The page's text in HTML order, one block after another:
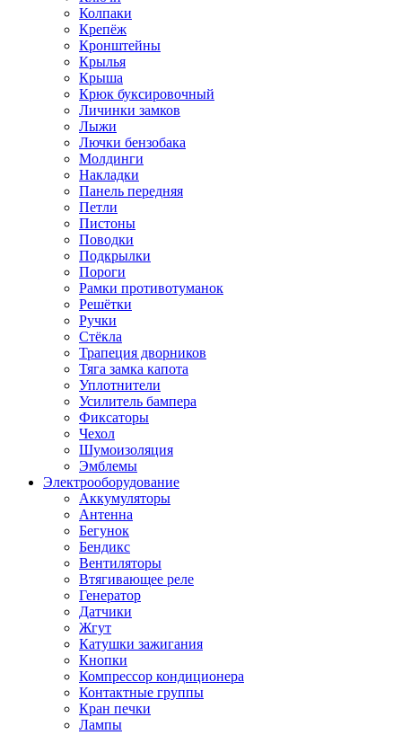
Колпаки
Крепёж
Кронштейны
Крылья
Крыша
Крюк буксировочный
Личинки замков
Лыжи
Лючки бензобака
Молдинги
Накладки
Панель передняя
Петли
Пистоны
Поводки
Подкрылки
Пороги
Рамки противотуманок
Решётки
Ручки
Стёкла
Трапеция дворников
Тяга замка капота
Уплотнители
Усилитель бампера
Фиксаторы
Чехол
Шумоизоляция
Эмблемы
Электрооборудование
Аккумуляторы
Антенна
Бегунок
Бендикс
Вентиляторы
Втягивающее реле
Генератор
Датчики
Жгут
Катушки зажигания
Кнопки
Компрессор кондиционера
Контактные группы
Кран печки
Лампы